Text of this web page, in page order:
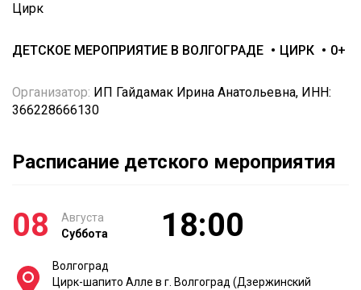
Цирк
ДЕТСКОЕ МЕРОПРИЯТИЕ В ВОЛГОГРАДЕ ЦИРК 0+
Организатор: ИП Гайдамак Ирина Анатольевна, ИНН:
366228666130
Расписание детского мероприятия
08
Августа
Суббота
18:00
Волгоград
Цирк-шапито Алле в г. Волгоград (Дзержинский